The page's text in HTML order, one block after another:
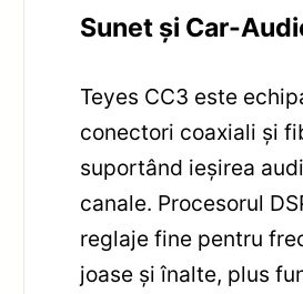
Sunet și Car-
Teyes CC3 este
conectori coaxiali și
suportând ieșirea
canale. Procesorul
reglaje fine pentru
joase și înalte, plus